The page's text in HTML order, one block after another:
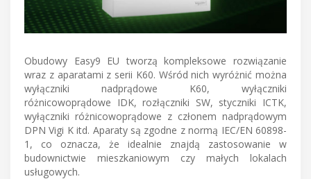
Obudowy Easy9 EU tworzą kompleksowe rozwiązanie
wraz z aparatami z serii K60. Wśród nich wyróżnić można
wyłączniki nadprądowe K60, wyłączniki
różnicowoprądowe IDK, rozłączniki SW, styczniki ICTK,
wyłączniki różnicowoprądowe z członem nadprądowym
DPN Vigi K itd. Aparaty są zgodne z normą IEC/EN 60898-
1, co oznacza, że idealnie znajdą zastosowanie w
budownictwie mieszkaniowym czy małych lokalach
usługowych.